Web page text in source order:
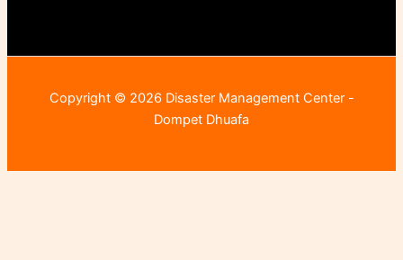
Copyright © 2026 Disaster Management Center -
Dompet Dhuafa